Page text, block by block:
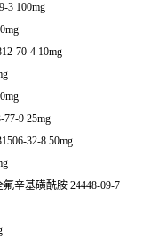
3 100mg
70-4 10mg
9 25mg
32-8 50mg
辛基磺酰胺 24448-09-7